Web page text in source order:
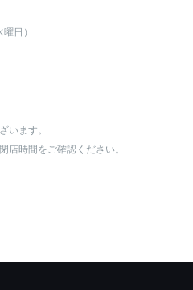
日）
います。
店時間をご確認ください。